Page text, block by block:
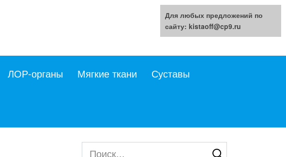
ЛОР-органы Мягкие ткани Суставы
Search
Для любых предложений по
сайту: kistaoff@cp9.ru